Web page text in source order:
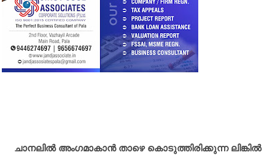
ചാനലിൽ അംഗമാകാൻ താഴെ കൊടുത്തിരിക്കുന്ന ലിങ്കിൽ